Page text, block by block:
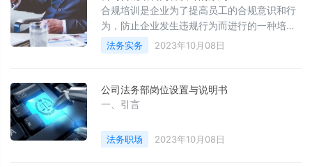
合规培训是企业为了提高员工的合规意识和行
为，防止企业发生违规行为而进行的一种培训
活动。合规培训内容的设计原则是确保培训内
容的全面性、针对性、实用性、时效性和系统
法务实务 2023年10月08日
公司法务部岗位设置与说明书
一、引言
法务职场 2023年10月08日